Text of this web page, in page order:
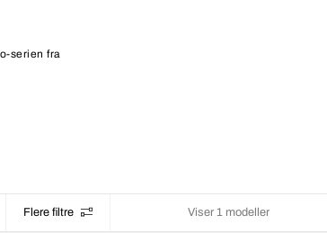
serien fra
Flere filtre Viser 1 modeller